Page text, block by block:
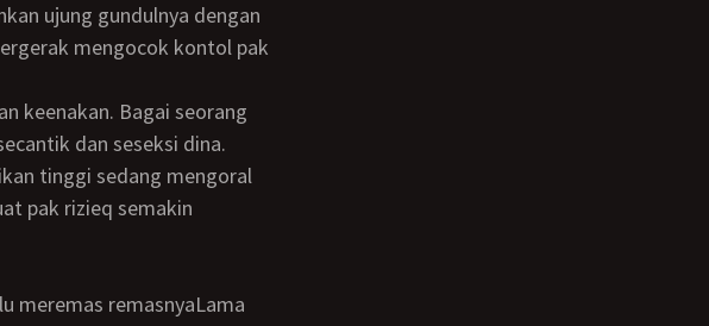
ujung gundulnya dengan
mengocok kontol pak
dan seseksi dina.
tinggi sedang mengoral
pak rizieq semakin